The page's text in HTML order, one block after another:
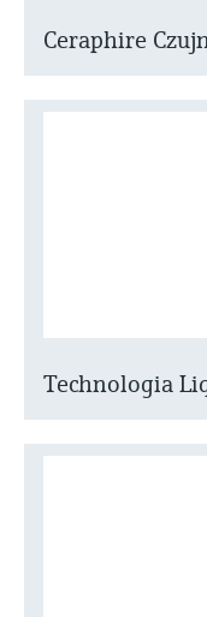
Ceraphire
Technologia